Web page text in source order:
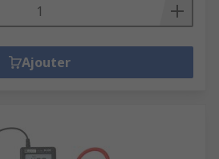
Ajouter